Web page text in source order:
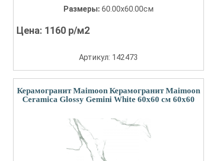
Размеры: 60.00x60.00см
Цена: 1160 р/м2
Артикул: 142473
Керамогранит Maimoon Керамогранит Maimoon
Ceramica Glossy Gemini White 60x60 см 60x60